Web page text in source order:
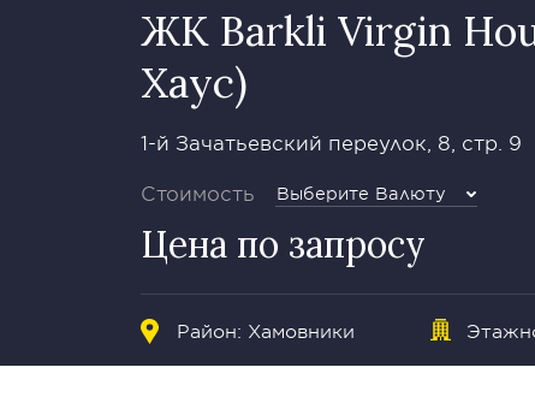
ЖК Barkli Virgin
Хаус)
1-й Зачатьевский переулок, 8, стр. 9
Стоимость Выберите Валюту
Цена по запросу
Район: Хамовники